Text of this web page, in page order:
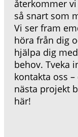
återkommer
så snart som
Vi ser fram
höra från dig
hjälpa dig
behov. Tveka
kontakta oss
nästa projekt
här!